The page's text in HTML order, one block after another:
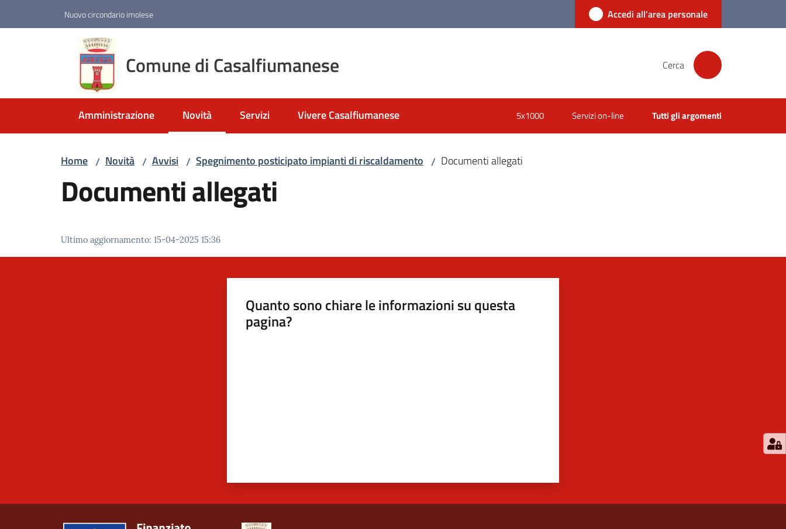
Nuovo circondario imolese Accedi all'area personale
Comune di Casalfiumanese Cerca
Amministrazione Novità
Menu selezionato
Servizi Vivere Casalfiumanese 5x1000 Servizi on-line Tutti gli argomenti
Home / Novità / Avvisi / Spegnimento posticipato impianti di riscaldamento / Documenti allegati
Documenti allegati
Ultimo aggiornamento: 15-04-2025 15:36
Quanto sono chiare le informazioni su questa
pagina?